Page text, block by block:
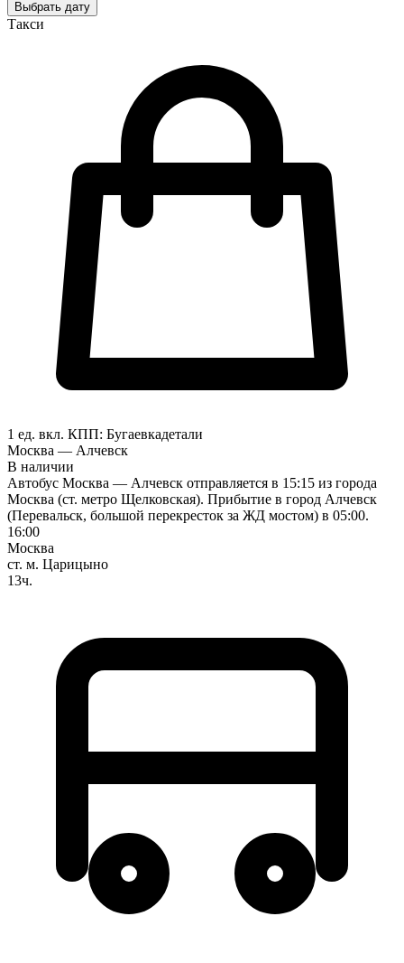
Выбрать дату
Такси
1 ед. вкл. КПП: Бугаевкадетали
Москва — Алчевск
В наличии
Автобус Москва — Алчевск отправляется в 15:15 из города
Москва (ст. метро Щелковская). Прибытие в город Алчевск
(Перевальск, большой перекресток за ЖД мостом) в 05:00.
16:00
Москва
ст. м. Царицыно
13ч.